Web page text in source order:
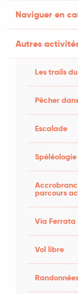
Naviguer en
Autres
Les trails
Pêcher
Escalade
Spéléologie
parcours
Via Ferrata
Vol libre
le Tir à
1h30
L’arc en
Les enfants
Sur